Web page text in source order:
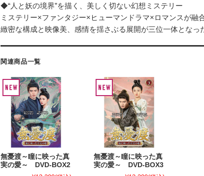
◆“人と妖の境界”を描く、美しく切ない幻想ミステリー
ミステリー×ファンタジー×ヒューマンドラマ×ロマンスが融合
緻密な構成と映像美、感情を揺さぶる展開が三位一体となっ
関連商品一覧
無憂渡～瞳に映った真
実の愛～ DVD-BOX2
無憂渡～瞳に映った真
実の愛～ DVD-BOX3